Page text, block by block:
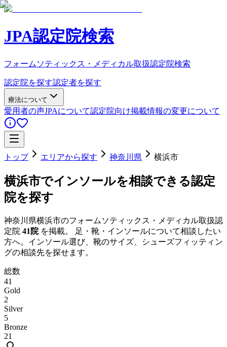
JPA認定院検索
フォームソティックス・メディカル取扱認定院検索
認定院を探す認定者を探す
療法について
愛用者の声JPAについて認定院向け掲載情報の変更について
トップ エリアから探す 神奈川県 横浜市
横浜市でインソールを相談できる認定
院を探す
神奈川県横浜市のフォームソティックス・メディカル取扱認
定院 41 院を掲載。 足・靴・インソールについて相談したい
方へ。インソール選び、靴のサイズ、シューズフィッティン
グの相談先を探せます。
総数
41
Gold
2
Silver
5
Bronze
21